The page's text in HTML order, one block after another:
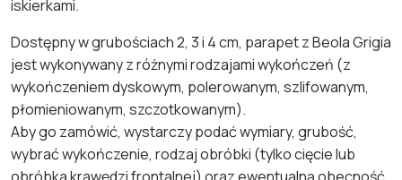
iskierkami.
Dostępny w grubościach 2, 3 i 4 cm, parapet z Beola Grigia
jest wykonywany z różnymi rodzajami wykończeń (z
wykończeniem dyskowym, polerowanym, szlifowanym,
płomieniowanym, szczotkowanym).
Aby go zamówić, wystarczy podać wymiary, grubość,
wybrać wykończenie, rodzaj obróbki (tylko cięcie lub